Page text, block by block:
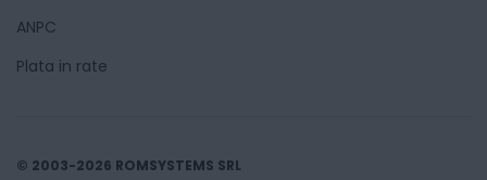
ANPC
Plata in rate
© 2003-2026 ROMSYSTEMS SRL